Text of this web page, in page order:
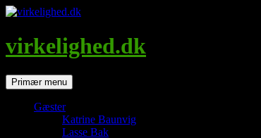
Hop
indhold
virkelighed.dk
SøgPrimær menu
Gæster
Katrine Baunvig
Lasse Bak